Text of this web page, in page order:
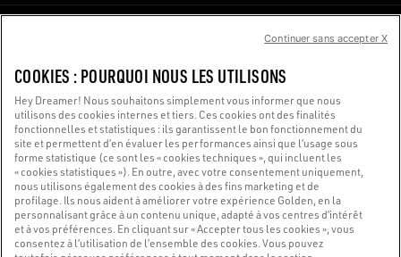
PAIEMENT
DURABILITÉ
SERVICE REPAIR
CONDITIONS D’UTILISATION
POLITIQUE DE CONFIDENTIALITÉ
COOKIES
PARAMÈTRES DES COOKIES
Vous utilisez un lecteur d’écran et vous rencontrez des difficultés ?
Contactez-nous
Made with ❤ in Venice.
Golden Goose S.p.A. ©2026 - Tous droits réservés.Plus d'infos
COOKIES : POURQUOI NOUS LES UTILISONS
Hey Dreamer! Nous souhaitons simplement vous informer que nous
utilisons des cookies internes et tiers. Ces cookies ont des finalités
fonctionnelles et statistiques : ils garantissent le bon fonctionnement du
site et permettent d’en évaluer les performances ainsi que l’usage sous
forme statistique (ce sont les « cookies techniques », qui incluent les
« cookies statistiques »). En outre, avec votre consentement uniquement,
nous utilisons également des cookies à des fins marketing et de
profilage. Ils nous aident à améliorer votre expérience Golden, en la
personnalisant grâce à un contenu unique, adapté à vos centres d’intérêt
et à vos préférences. En cliquant sur « Accepter tous les cookies », vous
consentez à l’utilisation de l’ensemble des cookies. Vous pouvez
Continuer sans accepter X